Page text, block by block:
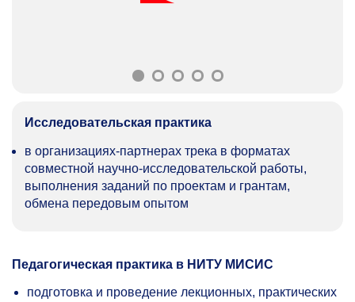
Исследовательская практика
в организациях-партнерах трека в форматах
совместной научно-исследовательской работы,
выполнения заданий по проектам и грантам,
обмена передовым опытом
Педагогическая практика в НИТУ МИСИС
подготовка и проведение лекционных, практических